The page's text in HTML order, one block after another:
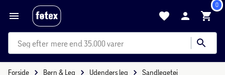
0
mere end 35.000 varer
Forside Børn & Leg Udendørs leg Sandlegetøj